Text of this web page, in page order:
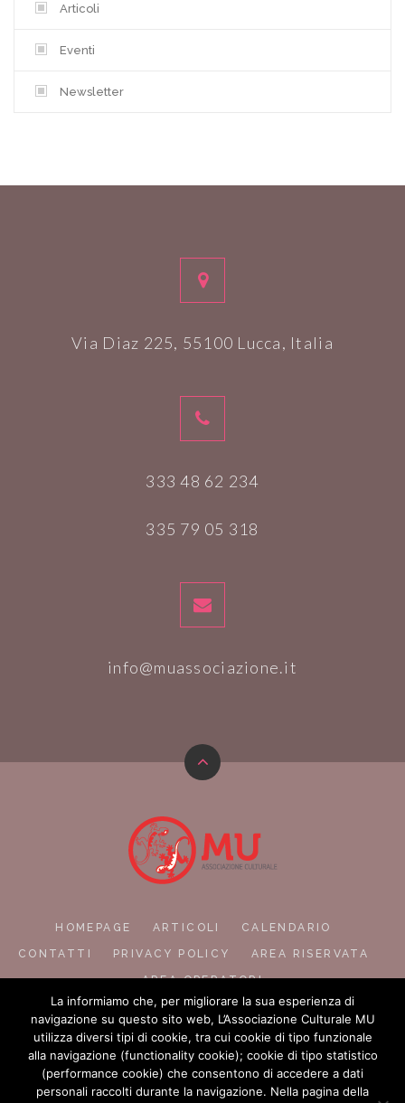
Articoli
Eventi
Newsletter
Via Diaz 225, 55100 Lucca, Italia
333 48 62 234
335 79 05 318
info@muassociazione.it
HOMEPAGE ARTICOLI CALENDARIO
CONTATTI PRIVACY POLICY AREA RISERVATA
AREA OPERATORI
La informiamo che, per migliorare la sua esperienza di
navigazione su questo sito web, L’Associazione Culturale MU
utilizza diversi tipi di cookie, tra cui cookie di tipo funzionale
alla navigazione (functionality cookie); cookie di tipo statistico
(performance cookie) che consentono di accedere a dati
personali raccolti durante la navigazione. Nella pagina della